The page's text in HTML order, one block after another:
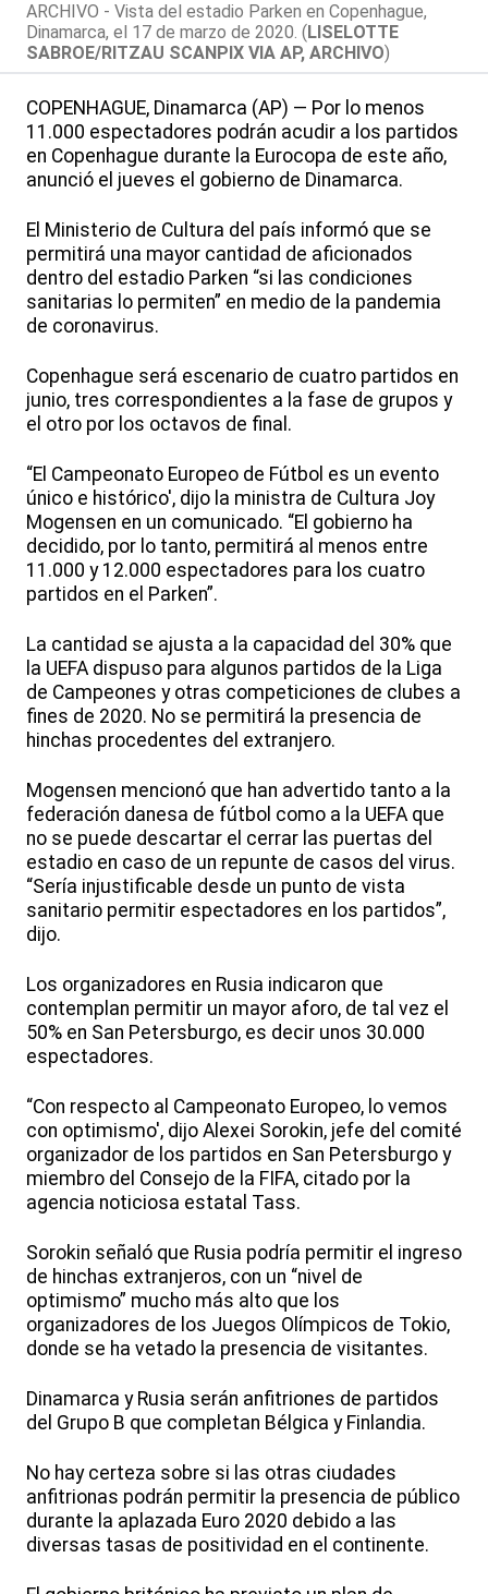
ARCHIVO - Vista del estadio Parken en Copenhague,
Dinamarca, el 17 de marzo de 2020. (LISELOTTE
SABROE/RITZAU SCANPIX VIA AP, ARCHIVO)
COPENHAGUE, Dinamarca (AP) — Por lo menos
11.000 espectadores podrán acudir a los partidos
en Copenhague durante la Eurocopa de este año,
anunció el jueves el gobierno de Dinamarca.
El Ministerio de Cultura del país informó que se
permitirá una mayor cantidad de aficionados
dentro del estadio Parken “si las condiciones
sanitarias lo permiten” en medio de la pandemia
de coronavirus.
Copenhague será escenario de cuatro partidos en
junio, tres correspondientes a la fase de grupos y
el otro por los octavos de final.
“El Campeonato Europeo de Fútbol es un evento
único e histórico', dijo la ministra de Cultura Joy
Mogensen en un comunicado. “El gobierno ha
decidido, por lo tanto, permitirá al menos entre
11.000 y 12.000 espectadores para los cuatro
partidos en el Parken”.
La cantidad se ajusta a la capacidad del 30% que
la UEFA dispuso para algunos partidos de la Liga
de Campeones y otras competiciones de clubes a
fines de 2020. No se permitirá la presencia de
hinchas procedentes del extranjero.
Mogensen mencionó que han advertido tanto a la
federación danesa de fútbol como a la UEFA que
no se puede descartar el cerrar las puertas del
estadio en caso de un repunte de casos del virus.
“Sería injustificable desde un punto de vista
sanitario permitir espectadores en los partidos”,
dijo.
Los organizadores en Rusia indicaron que
contemplan permitir un mayor aforo, de tal vez el
50% en San Petersburgo, es decir unos 30.000
espectadores.
“Con respecto al Campeonato Europeo, lo vemos
con optimismo', dijo Alexei Sorokin, jefe del comité
organizador de los partidos en San Petersburgo y
miembro del Consejo de la FIFA, citado por la
agencia noticiosa estatal Tass.
Sorokin señaló que Rusia podría permitir el ingreso
de hinchas extranjeros, con un “nivel de
optimismo” mucho más alto que los
organizadores de los Juegos Olímpicos de Tokio,
donde se ha vetado la presencia de visitantes.
Dinamarca y Rusia serán anfitriones de partidos
del Grupo B que completan Bélgica y Finlandia.
No hay certeza sobre si las otras ciudades
anfitrionas podrán permitir la presencia de público
durante la aplazada Euro 2020 debido a las
diversas tasas de positividad en el continente.